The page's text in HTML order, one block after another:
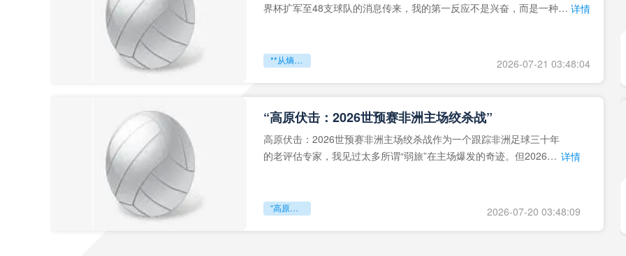
界杯扩军至48支球队的消息传来，我的第一反应不是兴奋，而是一种深 详情
**从熵增到自组织：2026世界杯小组赛战术系统的演化密码** 2026-07-21 03:48:04
“高原伏击：2026世预赛非洲主场绞杀战”
高原伏击：2026世预赛非洲主场绞杀战作为一个跟踪非洲足球三十年
的老评估专家，我见过太多所谓“弱旅”在主场爆发的奇迹。但2026年 详情
“高原伏击：2026世预赛非洲主场绞杀战” 2026-07-20 03:48:09